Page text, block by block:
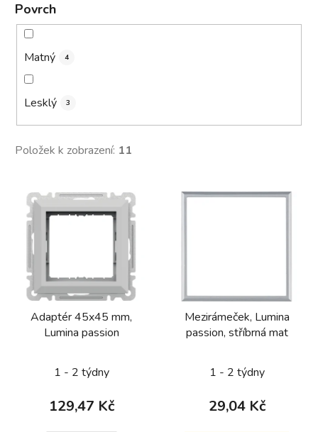
Povrch
Matný 4
Lesklý 3
Položek k zobrazení: 11
Adaptér 45x45 mm,
Lumina passion
1 - 2 týdny
129,47 Kč
Mezirámeček, Lumina
passion, stříbrná mat
1 - 2 týdny
29,04 Kč